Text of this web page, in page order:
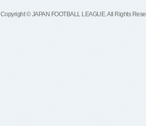
Copyright © JAPAN FOOTBALL LEAGUE. All Rights